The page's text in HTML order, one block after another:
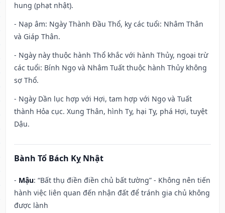
hung (phạt nhật).
- Nạp âm: Ngày Thành Đầu Thổ, kỵ các tuổi: Nhâm Thân
và Giáp Thân.
- Ngày này thuộc hành Thổ khắc với hành Thủy, ngoại trừ
các tuổi: Bính Ngọ và Nhâm Tuất thuộc hành Thủy không
sợ Thổ.
- Ngày Dần lục hợp với Hợi, tam hợp với Ngọ và Tuất
thành Hỏa cục. Xung Thân, hình Tỵ, hại Tỵ, phá Hợi, tuyệt
Dậu.
Bành Tổ Bách Kỵ Nhật
- Mậu: “Bất thụ điền điền chủ bất tường” - Không nên tiến
hành việc liên quan đến nhận đất để tránh gia chủ không
được lành